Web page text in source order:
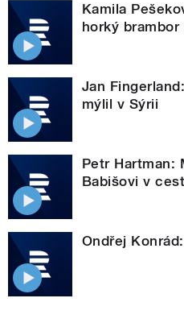
Kamila
horký brambor
Jan
mýlil v Sýrii
Petr Hartman:
Babišovi v
Ondřej